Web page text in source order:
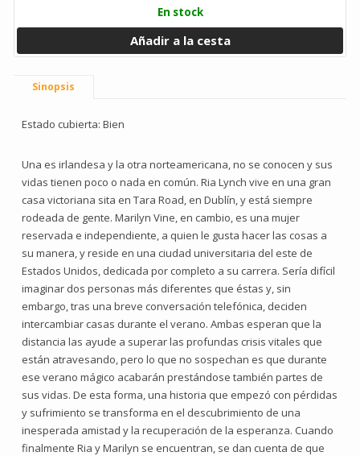
En stock
Añadir a la cesta
Sinopsis
Estado cubierta: Bien
Una es irlandesa y la otra norteamericana, no se conocen y sus
vidas tienen poco o nada en común. Ria Lynch vive en una gran
casa victoriana sita en Tara Road, en Dublín, y está siempre
rodeada de gente. Marilyn Vine, en cambio, es una mujer
reservada e independiente, a quien le gusta hacer las cosas a
su manera, y reside en una ciudad universitaria del este de
Estados Unidos, dedicada por completo a su carrera. Sería difícil
imaginar dos personas más diferentes que éstas y, sin
embargo, tras una breve conversación telefónica, deciden
intercambiar casas durante el verano. Ambas esperan que la
distancia las ayude a superar las profundas crisis vitales que
están atravesando, pero lo que no sospechan es que durante
ese verano mágico acabarán prestándose también partes de
sus vidas. De esta forma, una historia que empezó con pérdidas
y sufrimiento se transforma en el descubrimiento de una
inesperada amistad y la recuperación de la esperanza. Cuando
finalmente Ria y Marilyn se encuentran, se dan cuenta de que